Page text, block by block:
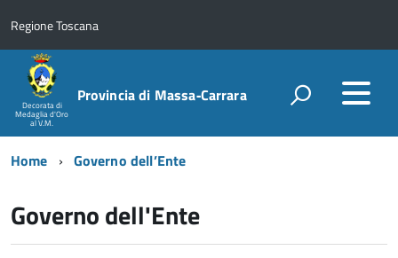
Regione Toscana
Decorata di
Medaglia d'Oro
al V.M.
Provincia di Massa‑Carrara
Home Governo dell’Ente
Governo dell'Ente